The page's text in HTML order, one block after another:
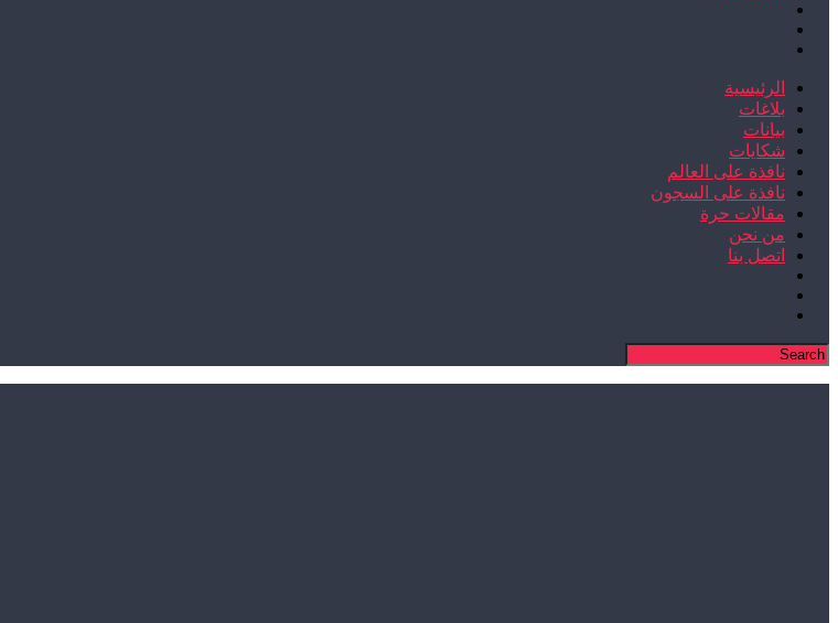
الرئيسية
بلاغات
بيانات
شكايات
نافذة على العالم
نافذة على السجون
مقالات حرة
من نحن
اتصل بنا